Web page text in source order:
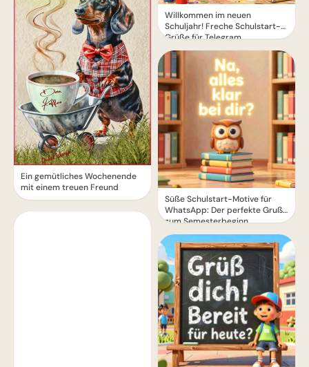
Ein gemütliches Wochenende
mit einem treuen Freund
Willkommen im neuen
Schuljahr! Freche Schulstart-
Grüße für Telegram
Süße Schulstart-Motive für
WhatsApp: Der perfekte Gruß
zum Semesterbeginn